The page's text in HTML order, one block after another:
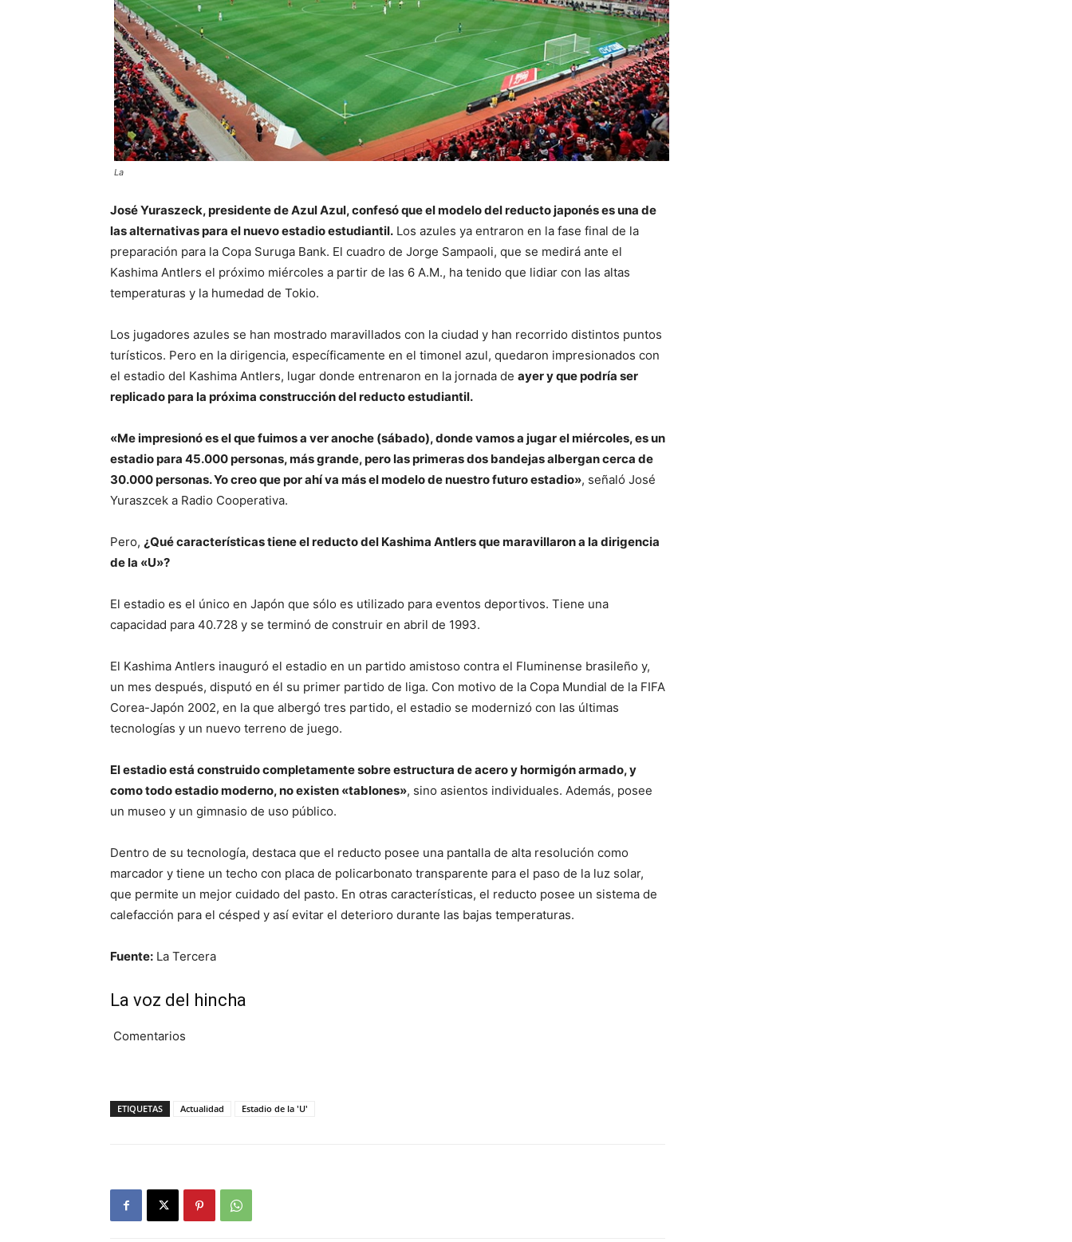
La
José Yuraszeck, presidente de Azul Azul, confesó que el modelo del reducto japonés es una de
las alternativas para el nuevo estadio estudiantil. Los azules ya entraron en la fase final de la
preparación para la Copa Suruga Bank. El cuadro de Jorge Sampaoli, que se medirá ante el
Kashima Antlers el próximo miércoles a partir de las 6 A.M., ha tenido que lidiar con las altas
temperaturas y la humedad de Tokio.
Los jugadores azules se han mostrado maravillados con la ciudad y han recorrido distintos puntos
turísticos. Pero en la dirigencia, específicamente en el timonel azul, quedaron impresionados con
el estadio del Kashima Antlers, lugar donde entrenaron en la jornada de ayer y que podría ser
replicado para la próxima construcción del reducto estudiantil.
«Me impresionó es el que fuimos a ver anoche (sábado), donde vamos a jugar el miércoles, es un
estadio para 45.000 personas, más grande, pero las primeras dos bandejas albergan cerca de
30.000 personas. Yo creo que por ahí va más el modelo de nuestro futuro estadio», señaló José
Yuraszcek a Radio Cooperativa.
Pero, ¿Qué características tiene el reducto del Kashima Antlers que maravillaron a la dirigencia
de la «U»?
El estadio es el único en Japón que sólo es utilizado para eventos deportivos. Tiene una
capacidad para 40.728 y se terminó de construir en abril de 1993.
El Kashima Antlers inauguró el estadio en un partido amistoso contra el Fluminense brasileño y,
un mes después, disputó en él su primer partido de liga. Con motivo de la Copa Mundial de la FIFA
Corea-Japón 2002, en la que albergó tres partido, el estadio se modernizó con las últimas
tecnologías y un nuevo terreno de juego.
El estadio está construido completamente sobre estructura de acero y hormigón armado, y
como todo estadio moderno, no existen «tablones», sino asientos individuales. Además, posee
un museo y un gimnasio de uso público.
Dentro de su tecnología, destaca que el reducto posee una pantalla de alta resolución como
marcador y tiene un techo con placa de policarbonato transparente para el paso de la luz solar,
que permite un mejor cuidado del pasto. En otras características, el reducto posee un sistema de
calefacción para el césped y así evitar el deterioro durante las bajas temperaturas.
Fuente: La Tercera
La voz del hincha
Comentarios
ETIQUETAS Actualidad Estadio de la 'U'